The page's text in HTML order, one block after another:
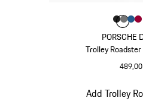
PORSCHE
Trolley
Color
Color
Add Trolley